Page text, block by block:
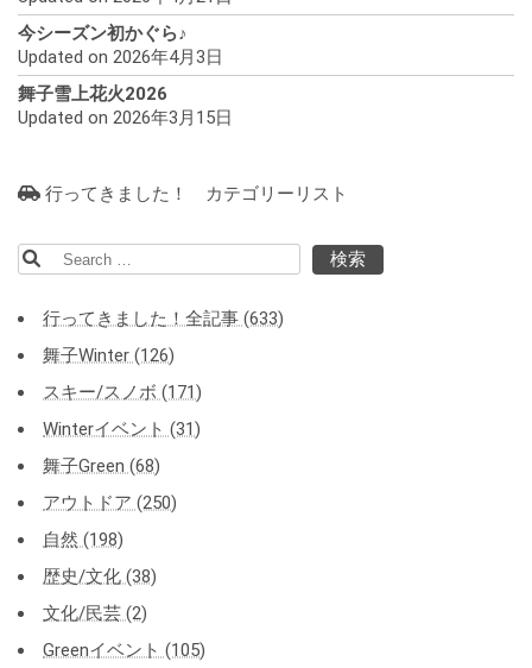
今シーズン初かぐら♪
Updated on 2026年4月3日
舞子雪上花火2026
Updated on 2026年3月15日
行ってきました！ カテゴリーリスト
索:
行ってきました！全記事 (633)
舞子Winter (126)
スキー/スノボ (171)
Winterイベント (31)
舞子Green (68)
アウトドア (250)
自然 (198)
歴史/文化 (38)
文化/民芸 (2)
Greenイベント (105)